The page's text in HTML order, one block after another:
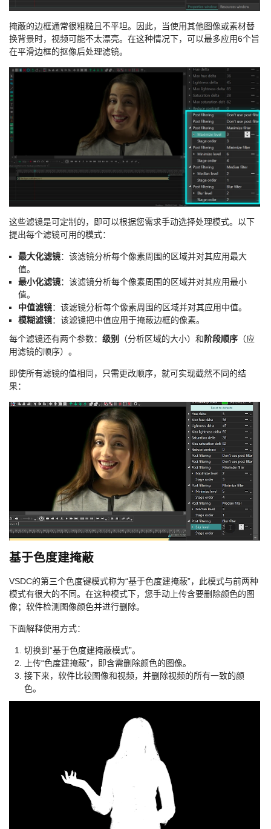
掩蔽的边框通常很粗糙且不平坦。因此，当使用其他图像或素材替
换背景时，视频可能不太漂亮。在这种情况下，可以最多应用6个旨
在平滑边框的抠像后处理滤镜。
这些滤镜是可定制的，即可以根据您需求手动选择处理模式。以下
提出每个滤镜可用的模式：
最大化滤镜：该滤镜分析每个像素周围的区域并对其应用最大
值。
最小化滤镜：该滤镜分析每个像素周围的区域并对其应用最小
值。
中值滤镜：该滤镜分析每个像素周围的区域并对其应用中值。
模糊滤镜：该滤镜把中值应用于掩蔽边框的像素。
每个滤镜还有两个参数： 级别 （分析区域的大小）和阶段顺序 （应
用滤镜的顺序）。
即使所有滤镜的值相同，只需更改顺序，就可实现截然不同的结
果：
基于色度建掩蔽
VSDC的第三个色度键模式称为“基于色度建掩蔽”，此模式与前两种
模式有很大的不同。在这种模式下，您手动上传含要删除颜色的图
像；软件检测图像颜色并进行删除。
下面解释使用方式：
切换到“基于色度建掩蔽模式”。
上传“色度建掩蔽”，即含需删除颜色的图像。
接下来，软件比较图像和视频，并删除视频的所有一致的颜
色。